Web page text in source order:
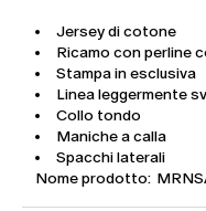
Jersey di cotone
Ricamo con perline
Stampa in esclusiva
Linea leggermente
Collo tondo
Maniche a calla
Spacchi laterali
Nome prodotto: